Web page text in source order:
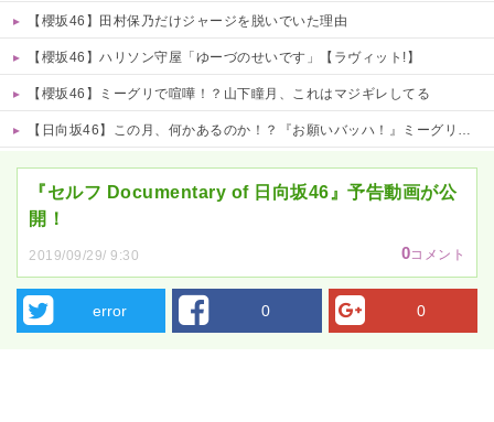
【櫻坂46】田村保乃だけジャージを脱いでいた理由
【櫻坂46】ハリソン守屋「ゆーづのせいです」【ラヴィット!】
【櫻坂46】ミーグリで喧嘩！？山下瞳月、これはマジギレしてる
【日向坂46】この月、何かあるのか！？『お願いバッハ！』ミーグリ日程がこちら
『セルフ Documentary of 日向坂46』予告動画が公
開！
2019/09/29/ 9:30 0コメント
error 0 0